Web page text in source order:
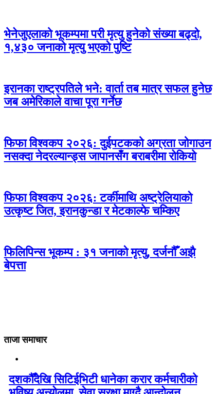
भेनेजुएलाको भूकम्पमा परी मृत्यु हुनेको संख्या बढ्दो,
१,४३० जनाको मृत्यु भएको पुष्टि
इरानका राष्ट्रपतिले भने: वार्ता तब मात्र सफल हुनेछ
जब अमेरिकाले वाचा पूरा गर्नेछ
फिफा विश्वकप २०२६: दुईपटकको अग्रता जोगाउन
नसक्दा नेदरल्यान्ड्स जापानसँग बराबरीमा रोकियो
फिफा विश्वकप २०२६: टर्कीमाथि अष्ट्रेलियाको
उत्कृष्ट जित, इरानकुन्डा र मेटकाल्फे चम्किए
फिलिपिन्स भूकम्प : ३१ जनाको मृत्यु, दर्जनौँ अझै
बेपत्ता
ताजा समाचार
दशकौँदेखि सिटिईभिटी धानेका करार कर्मचारीको